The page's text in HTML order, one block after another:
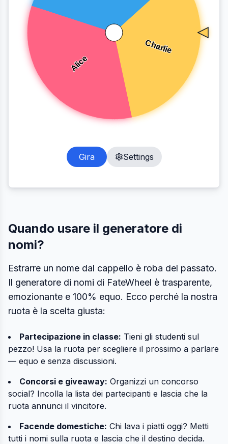
Gira Settings
Quando usare il generatore di
nomi?
Estrarre un nome dal cappello è roba del passato.
Il generatore di nomi di FateWheel è trasparente,
emozionante e 100% equo. Ecco perché la nostra
ruota è la scelta giusta:
Partecipazione in classe: Tieni gli studenti sul
pezzo! Usa la ruota per scegliere il prossimo a parlare
— equo e senza discussioni.
Concorsi e giveaway: Organizzi un concorso
social? Incolla la lista dei partecipanti e lascia che la
ruota annunci il vincitore.
Facende domestiche: Chi lava i piatti oggi? Metti
tutti i nomi sulla ruota e lascia che il destino decida.